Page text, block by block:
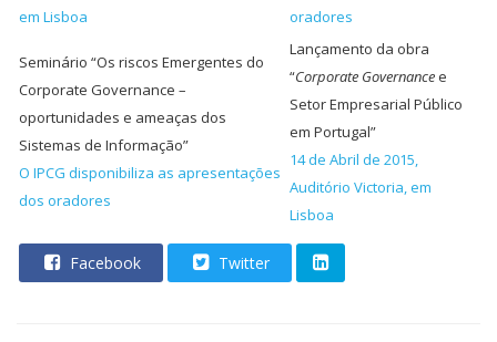
em Lisboa
oradores
Seminário “Os riscos Emergentes do
Corporate Governance –
oportunidades e ameaças dos
Sistemas de Informação”
O IPCG disponibiliza as apresentações
dos oradores
Lançamento da obra
“Corporate Governancee
Setor Empresarial Público
em Portugal”
14 de Abril de 2015,
Auditório Victoria, em
Lisboa
Facebook Twitter